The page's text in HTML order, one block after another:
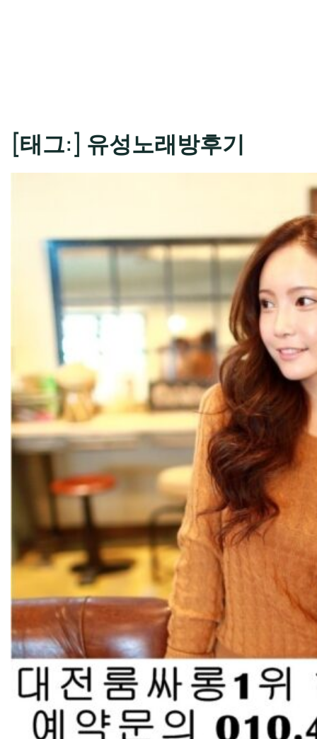
[태그:] 유성노래방후기